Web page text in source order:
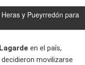
y Pueyrredón para
en el país,
movilizarse